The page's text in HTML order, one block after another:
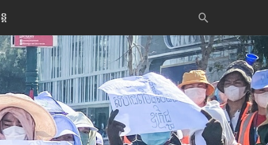
លិខិតប្រិយមិត្ត៖ «អំពីទោសៈ»